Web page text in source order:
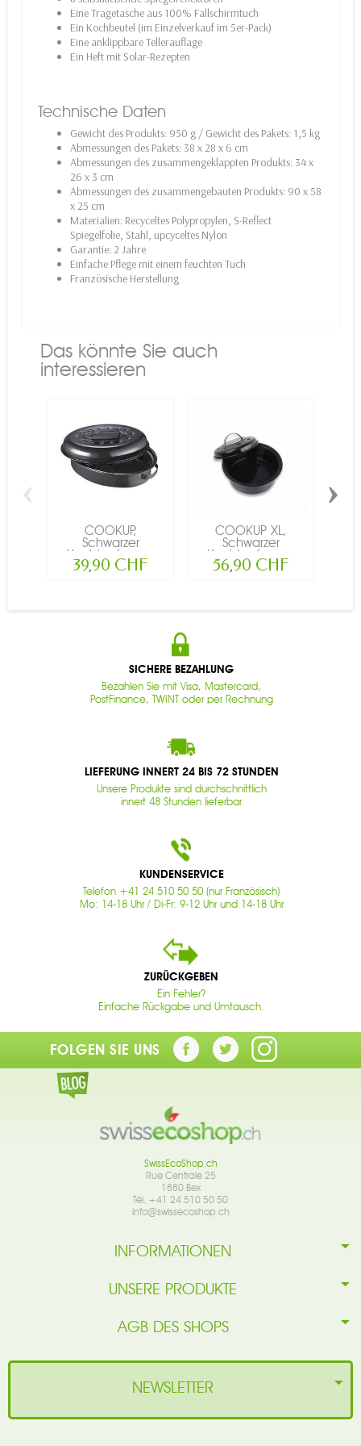
Eine Tragetasche aus 100% Fallschirmtuch
Ein Kochbeutel (im Einzelverkauf im 5er-Pack)
Eine anklippbare Tellerauflage
Ein Heft mit Solar-Rezepten
Technische Daten
Gewicht des Produkts: 950 g / Gewicht des Pakets: 1,5 kg
Abmessungen des Pakets: 38 x 28 x 6 cm
Abmessungen des zusammengeklappten Produkts: 34 x
26 x 3 cm
Abmessungen des zusammengebauten Produkts: 90 x 58
x 25 cm
Materialien: Recyceltes Polypropylen, S-Reflect
Spiegelfolie, Stahl, upcyceltes Nylon
Garantie: 2 Jahre
Einfache Pflege mit einem feuchten Tuch
Französische Herstellung
Das könnte Sie auch
interessieren
COOKUP,
Schwarzer
Kochtopf aus...
39,90 CHF
COOKUP XL,
Schwarzer
Kochtopf aus...
56,90 CHF
‹ ›
SICHERE BEZAHLUNG
Bezahlen Sie mit Visa, Mastercard,
PostFinance, TWINT oder per Rechnung
LIEFERUNG INNERT 24 BIS 72 STUNDEN
Unsere Produkte sind durchschnittlich
innert 48 Stunden lieferbar
KUNDENSERVICE
Telefon +41 24 510 50 50 (nur Französisch)
Mo: 14-18 Uhr / Di-Fr: 9-12 Uhr und 14-18 Uhr
ZURÜCKGEBEN
Ein Fehler?
Einfache Rückgabe und Umtausch.
FOLGEN SIE UNS
SwissEcoShop.ch
Rue Centrale 25
1880 Bex
Tél. +41 24 510 50 50
info@swissecoshop.ch
INFORMATIONEN
UNSERE PRODUKTE
AGB DES SHOPS
NEWSLETTER